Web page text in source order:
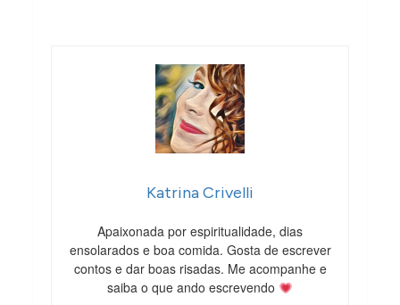
Katrina Crivelli
Apaixonada por espiritualidade, dias
ensolarados e boa comida. Gosta de escrever
contos e dar boas risadas. Me acompanhe e
saiba o que ando escrevendo